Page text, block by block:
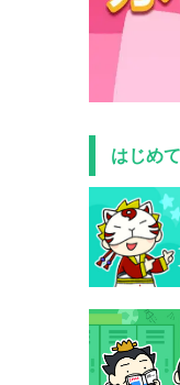
はじめ